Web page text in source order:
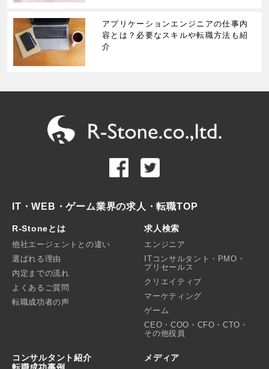
アプリケーションエンジニアの仕事内
容とは？必要なスキルや転職方法も紹
介
IT・WEB・ゲーム業界の求人・転職TOP
R-Stoneとは
他社エージェントとの違い
選ばれる理由
内定までの流れ
よくあるご質問
転職成功者の声
求人検索
エンジニア
ITコンサルタント・PMO・
プリセールス
クリエイティブ
マーケティング
ゲーム
CEO・COO・CFO・CTO・
その他役員
コンサルタント紹介
メディア